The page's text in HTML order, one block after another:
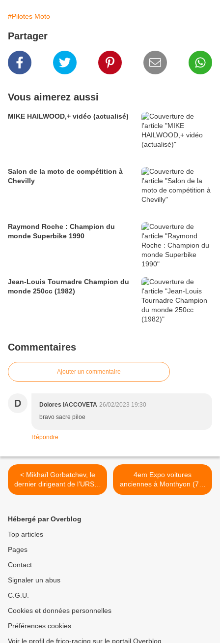
#Pilotes Moto
Partager
Vous aimerez aussi
MIKE HAILWOOD,+ vidéo (actualisé)
Salon de la moto de compétition à
Chevilly
Raymond Roche : Champion du
monde Superbike 1990
Jean-Louis Tournadre Champion du
monde 250cc (1982)
Commentaires
Ajouter un commentaire
D Dolores IACCOVETA 26/02/2023 19:30
bravo sacre piloe
Répondre
< Mikhaïl Gorbatchev, le
dernier dirigeant de l’URSS,
est mort
4em Expo voitures
anciennes à Monthyon (77)
>
Hébergé par Overblog
Top articles
Pages
Contact
Signaler un abus
C.G.U.
Cookies et données personnelles
Préférences cookies
Voir le profil de frico-racing sur le portail Overblog